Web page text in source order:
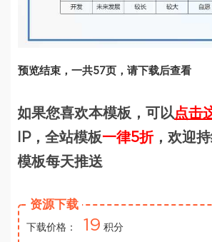
预览结束，一共57页，请下载后查看
如果您喜欢本模板，可以点击
IP，全站模板一律5折，欢迎
模板每天推送
资源下载
下载价格： 19 积分